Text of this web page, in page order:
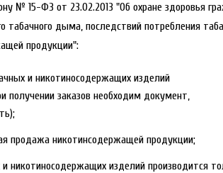
№ 15-ФЗ от 23.02.2013 "Об охране здоровья
табачного дыма, последствий потребления
продукции":
и никотиносодержащих изделий
получении заказов необходим документ,
продажа никотинсодержащей продукции;
никотиносодержащих изделий производится